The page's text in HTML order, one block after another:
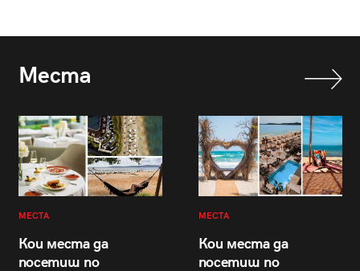
Места
МЕСТА
Кои места да
посетиш по
МЕСТА
Кои места да
посетиш по